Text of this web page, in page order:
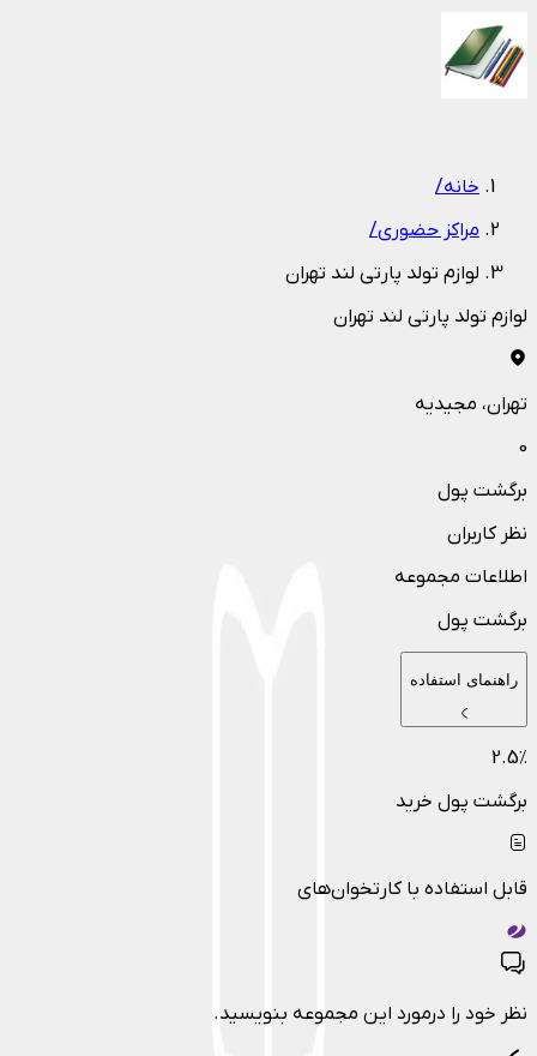
خانه/
مراکز حضوری/
لوازم تولد پارتی لند تهران
لوازم تولد پارتی لند تهران
تهران، مجیدیه
0
برگشت پول
نظر کاربران
اطلاعات مجموعه
برگشت پول
راهنمای استفاده
2.5٪
برگشت پول خرید
قابل استفاده با کارتخوان‌های
نظر خود را درمورد این مجموعه بنویسید.